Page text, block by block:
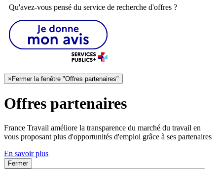
Qu'avez-vous pensé du service de recherche d'offres ?
× Fermer la fenêtre "Offres partenaires"
Offres partenaires
France Travail améliore la transparence du marché du travail en
vous proposant plus d'opportunités d'emploi grâce à ses partenaires
En savoir plus
Fermer